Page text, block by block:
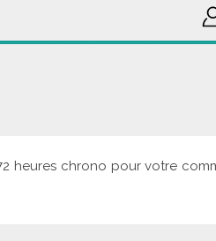
heures chrono pour votre